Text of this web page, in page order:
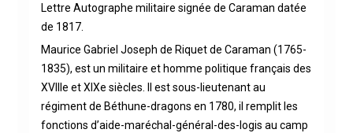
Lettre Autographe militaire signée de Caraman datée
de 1817.
Maurice Gabriel Joseph de Riquet de Caraman (1765-
1835), est un militaire et homme politique français des
XVIIIe et XIXe siècles. Il est sous-lieutenant au
régiment de Béthune-dragons en 1780, il remplit les
fonctions d’aide-maréchal-général-des-logis au camp